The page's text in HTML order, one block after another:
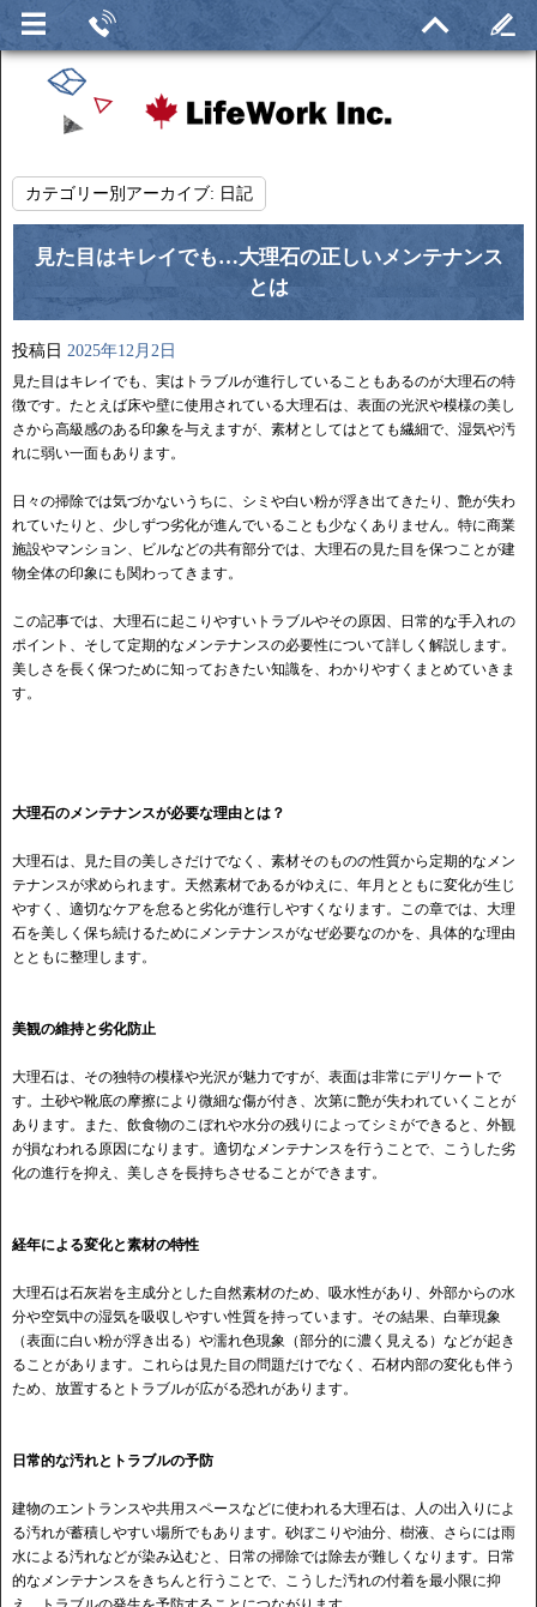
カテゴリー別アーカイブ: 日記
見た目はキレイでも…大理石の正しいメンテナンス
とは
投稿日 2025年12月2日
見た目はキレイでも、実はトラブルが進行していることもあるのが大理石の特
徴です。たとえば床や壁に使用されている大理石は、表面の光沢や模様の美し
さから高級感のある印象を与えますが、素材としてはとても繊細で、湿気や汚
れに弱い一面もあります。
日々の掃除では気づかないうちに、シミや白い粉が浮き出てきたり、艶が失わ
れていたりと、少しずつ劣化が進んでいることも少なくありません。特に商業
施設やマンション、ビルなどの共有部分では、大理石の見た目を保つことが建
物全体の印象にも関わってきます。
この記事では、大理石に起こりやすいトラブルやその原因、日常的な手入れの
ポイント、そして定期的なメンテナンスの必要性について詳しく解説します。
美しさを長く保つために知っておきたい知識を、わかりやすくまとめていきま
す。
大理石のメンテナンスが必要な理由とは？
大理石は、見た目の美しさだけでなく、素材そのものの性質から定期的なメン
テナンスが求められます。天然素材であるがゆえに、年月とともに変化が生じ
やすく、適切なケアを怠ると劣化が進行しやすくなります。この章では、大理
石を美しく保ち続けるためにメンテナンスがなぜ必要なのかを、具体的な理由
とともに整理します。
美観の維持と劣化防止
大理石は、その独特の模様や光沢が魅力ですが、表面は非常にデリケートで
す。土砂や靴底の摩擦により微細な傷が付き、次第に艶が失われていくことが
あります。また、飲食物のこぼれや水分の残りによってシミができると、外観
が損なわれる原因になります。適切なメンテナンスを行うことで、こうした劣
化の進行を抑え、美しさを長持ちさせることができます。
経年による変化と素材の特性
大理石は石灰岩を主成分とした自然素材のため、吸水性があり、外部からの水
分や空気中の湿気を吸収しやすい性質を持っています。その結果、白華現象
（表面に白い粉が浮き出る）や濡れ色現象（部分的に濃く見える）などが起き
ることがあります。これらは見た目の問題だけでなく、石材内部の変化も伴う
ため、放置するとトラブルが広がる恐れがあります。
日常的な汚れとトラブルの予防
建物のエントランスや共用スペースなどに使われる大理石は、人の出入りによ
る汚れが蓄積しやすい場所でもあります。砂ぼこりや油分、樹液、さらには雨
水による汚れなどが染み込むと、日常の掃除では除去が難しくなります。日常
的なメンテナンスをきちんと行うことで、こうした汚れの付着を最小限に抑